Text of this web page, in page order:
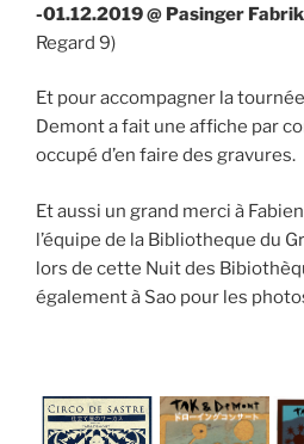
-01.12.2019 @ Pasinger
Regard 9)
Et pour accompagner la
Demont a fait une affiche par
occupé d’en faire des gravures.
Et aussi un grand merci à
l’équipe de la Bibliotheque du
lors de cette Nuit des
également à Sao pour les